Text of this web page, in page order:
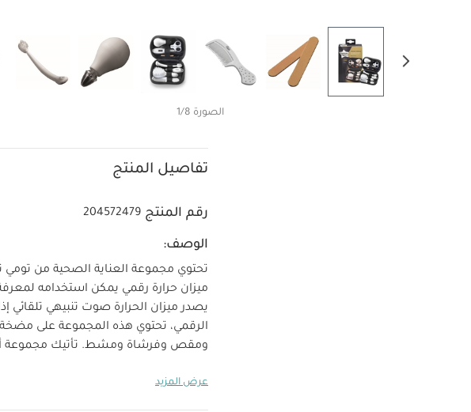
الصورة 1/8
تفاصيل المنتج
رقم المنتج 204572479
الوصف:
تحتوي مجموعة العناية الصحية من تومي
ميزان حرارة رقمي يمكن استخدامه
يصدر ميزان الحرارة صوت تنبيهي تلقائي
الرقمي، تحتوي هذه المجموعة على
ومقص وفرشاة ومشط. تأتيك مجموعة
الخصائص والمزايا:
عرض المزيد